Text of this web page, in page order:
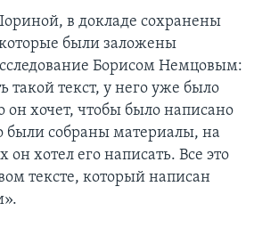
в докладе сохранены
были заложены
Борисом Немцовым:
такой текст, у него уже было
он хочет, чтобы было написано
были собраны материалы, на
хотел его написать. Все это
тексте, который написан